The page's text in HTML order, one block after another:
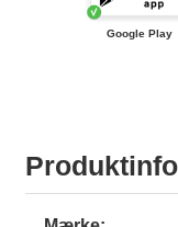
Google Play